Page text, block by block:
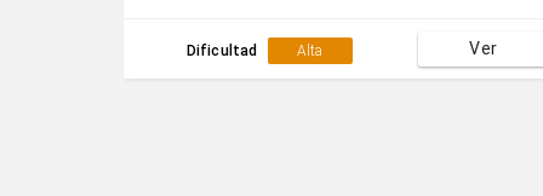
Dificultad Alta Ver